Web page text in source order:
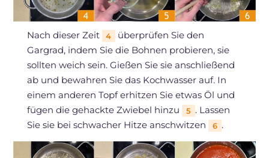
Nach dieser Zeit 4
überprüfen Sie den
Gargrad, indem Sie die Bohnen probieren, sie
sollten weich sein. Gießen Sie sie anschließend
ab und bewahren Sie das Kochwasser auf. In
einem anderen Topf erhitzen Sie etwas Öl und
fügen die gehackte Zwiebel hinzu
5 . Lassen
Sie sie bei schwacher Hitze anschwitzen
6 .